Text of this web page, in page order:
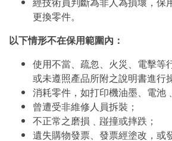
經技術員判斷為非人為損壞，保
更換零件。
以下情形不在保用範圍內：
使用不當、疏忽、火災、電擊等
或未遵照產品所附之說明書進行
消耗零件，如打印機油墨、電池
曾遭受非維修人員拆裝；
不正常之磨損﹑踫撞或摔跌；
遺失購物發票、發票經塗改，或